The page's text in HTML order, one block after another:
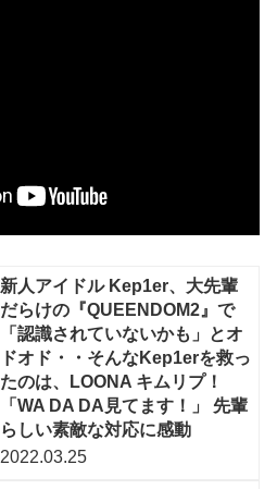
新人アイドル Kep1er、大先輩
だらけの『QUEENDOM2』で
「認識されていないかも」とオ
ドオド・・そんなKep1erを救っ
たのは、LOONA キムリプ！
「WA DA DA見てます！」 先輩
らしい素敵な対応に感動
2022.03.25